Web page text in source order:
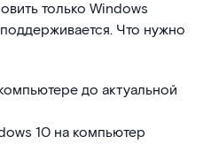
только Windows
Что нужно
до актуальной
10 на компьютер